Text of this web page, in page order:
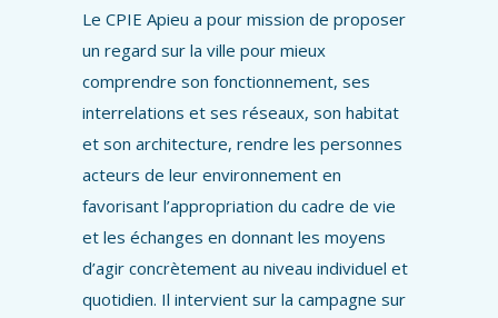
Le CPIE Apieu a pour mission de proposer
un regard sur la ville pour mieux
comprendre son fonctionnement, ses
interrelations et ses réseaux, son habitat
et son architecture, rendre les personnes
acteurs de leur environnement en
favorisant l’appropriation du cadre de vie
et les échanges en donnant les moyens
d’agir concrètement au niveau individuel et
quotidien. Il intervient sur la campagne sur